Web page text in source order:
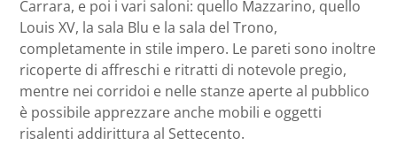
Carrara, e poi i vari saloni: quello Mazzarino, quello
Louis XV, la sala Blu e la sala del Trono,
completamente in stile impero. Le pareti sono inoltre
ricoperte di affreschi e ritratti di notevole pregio,
mentre nei corridoi e nelle stanze aperte al pubblico
è possibile apprezzare anche mobili e oggetti
risalenti addirittura al Settecento.